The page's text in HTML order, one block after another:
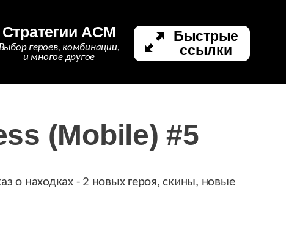
Стратегии ACM
героев, комбинации,
и многое другое
Быстрые
ссылки
(Mobile) #5
о находках - 2 новых героя, скины, новые